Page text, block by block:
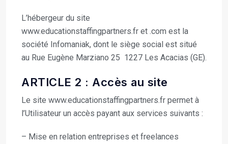
L’hébergeur du site
www.educationstaffingpartners.fr et .com est la
société Infomaniak, dont le siège social est situé
au Rue Eugène Marziano 25 1227 Les Acacias (GE).
ARTICLE 2 : Accès au site
Le site www.educationstaffingpartners.fr permet à
l’Utilisateur un accès payant aux services suivants :
– Mise en relation entreprises et freelances